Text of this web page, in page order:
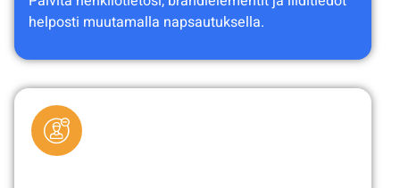
helposti muutamalla napsautuksella.